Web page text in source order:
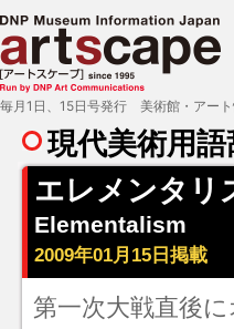
現代美術用
エレメンタリ
Elementalism
2009年01月15日掲載
第一次大戦直後
毎月1日、15日号発行 美術館・アー